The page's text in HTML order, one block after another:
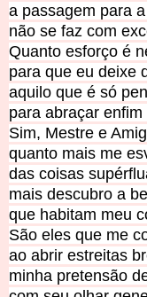
a passagem para
não se faz com
Quanto esforço é
para que eu deixe
aquilo que é só
para abraçar
Sim, Mestre e
quanto mais me
das coisas
mais descubro a
que habitam meu
São eles que me
ao abrir estreitas
minha pretensão